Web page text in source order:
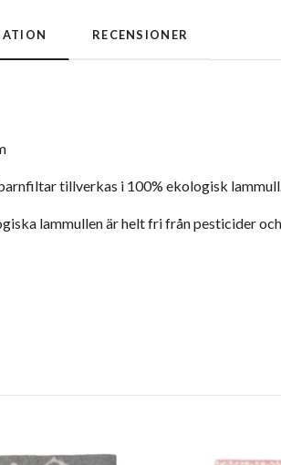
RECENSIONER
tillverkas i 100% ekologisk
lammullen är helt fri från pesticider